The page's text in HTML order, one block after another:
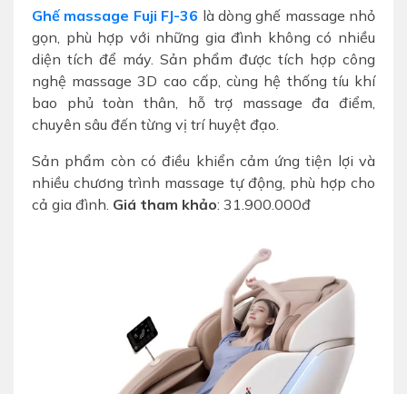
Ghế massage Fuji FJ-36 là dòng ghế massage nhỏ
gọn, phù hợp với những gia đình không có nhiều
diện tích để máy. Sản phẩm được tích hợp công
nghệ massage 3D cao cấp, cùng hệ thống tíu khí
bao phủ toàn thân, hỗ trợ massage đa điểm,
chuyên sâu đến từng vị trí huyệt đạo.
Sản phẩm còn có điều khiển cảm ứng tiện lợi và
nhiều chương trình massage tự động, phù hợp cho
cả gia đình. Giá tham khảo: 31.900.000đ